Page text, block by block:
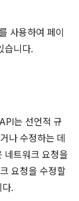
사용하여 페이
습니다.
API는 선언적 규
나 수정하는 데
네트워크 요청을
요청을 수정할
.